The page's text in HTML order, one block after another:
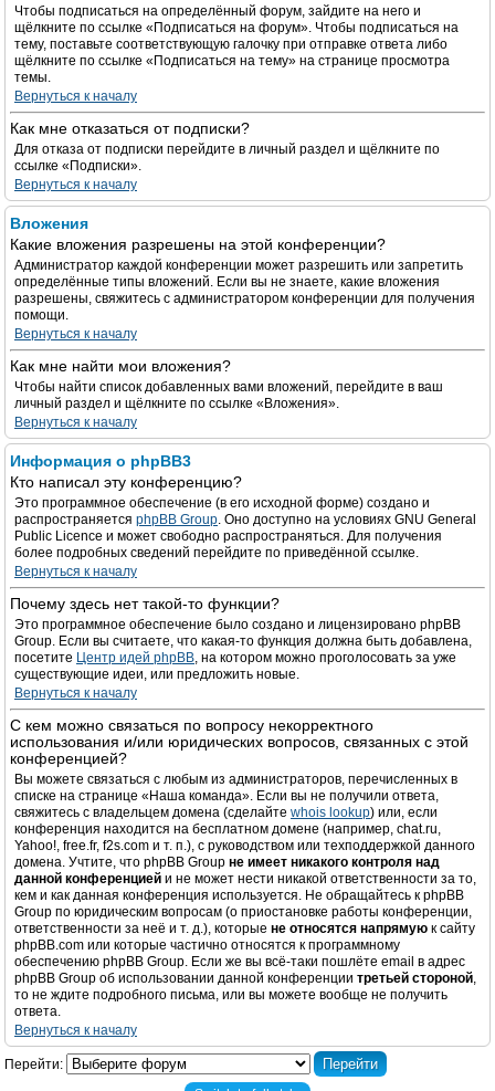
Чтобы подписаться на определённый форум, зайдите на него и
щёлкните по ссылке «Подписаться на форум». Чтобы подписаться на
тему, поставьте соответствующую галочку при отправке ответа либо
щёлкните по ссылке «Подписаться на тему» на странице просмотра
темы.
Вернуться к началу
Как мне отказаться от подписки?
Для отказа от подписки перейдите в личный раздел и щёлкните по
ссылке «Подписки».
Вернуться к началу
Вложения
Какие вложения разрешены на этой конференции?
Администратор каждой конференции может разрешить или запретить
определённые типы вложений. Если вы не знаете, какие вложения
разрешены, свяжитесь с администратором конференции для получения
помощи.
Вернуться к началу
Как мне найти мои вложения?
Чтобы найти список добавленных вами вложений, перейдите в ваш
личный раздел и щёлкните по ссылке «Вложения».
Вернуться к началу
Информация о phpBB3
Кто написал эту конференцию?
Это программное обеспечение (в его исходной форме) создано и
распространяется phpBB Group. Оно доступно на условиях GNU General
Public Licence и может свободно распространяться. Для получения
более подробных сведений перейдите по приведённой ссылке.
Вернуться к началу
Почему здесь нет такой-то функции?
Это программное обеспечение было создано и лицензировано phpBB
Group. Если вы считаете, что какая-то функция должна быть добавлена,
посетите Центр идей phpBB, на котором можно проголосовать за уже
существующие идеи, или предложить новые.
Вернуться к началу
С кем можно связаться по вопросу некорректного
использования и/или юридических вопросов, связанных с этой
конференцией?
Вы можете связаться с любым из администраторов, перечисленных в
списке на странице «Наша команда». Если вы не получили ответа,
свяжитесь с владельцем домена (сделайте whois lookup) или, если
конференция находится на бесплатном домене (например, chat.ru,
Yahoo!, free.fr, f2s.com и т. п.), с руководством или техподдержкой данного
домена. Учтите, что phpBB Group не имеет никакого контроля над
данной конференцией и не может нести никакой ответственности за то,
кем и как данная конференция используется. Не обращайтесь к phpBB
Group по юридическим вопросам (о приостановке работы конференции,
ответственности за неё и т. д.), которые не относятся напрямую к сайту
phpBB.com или которые частично относятся к программному
обеспечению phpBB Group. Если же вы всё-таки пошлёте email в адрес
phpBB Group об использовании данной конференции третьей стороной,
то не ждите подробного письма, или вы можете вообще не получить
ответа.
Вернуться к началу
Перейти: